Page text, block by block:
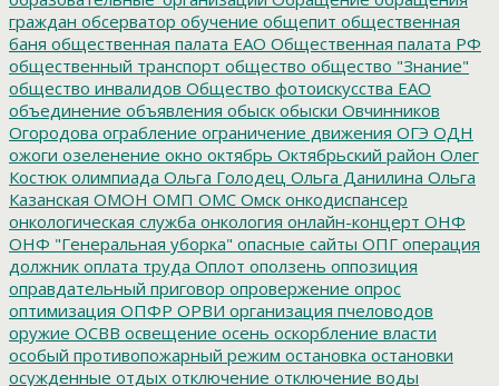
граждан обсерватор обучение общепит общественная
баня общественная палата ЕАО Общественная палата РФ
общественный транспорт общество общество "Знание"
общество инвалидов Общество фотоискусства ЕАО
объединение объявления обыск обыски Овчинников
Огородова ограбление ограничение движения ОГЭ ОДН
ожоги озеленение окно октябрь Октябрьский район Олег
Костюк олимпиада Ольга Голодец Ольга Данилина Ольга
Казанская ОМОН ОМП ОМС Омск онкодиспансер
онкологическая служба онкология онлайн-концерт ОНФ
ОНФ "Генеральная уборка" опасные сайты ОПГ операция
должник оплата труда Оплот оползень оппозиция
оправдательный приговор опровержение опрос
оптимизация ОПФР ОРВИ организация пчеловодов
оружие ОСВВ освещение осень оскорбление власти
особый противопожарный режим остановка остановки
осужденные отдых отключение отключение воды